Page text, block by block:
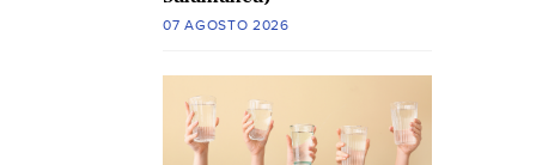
07 AGOSTO 2026